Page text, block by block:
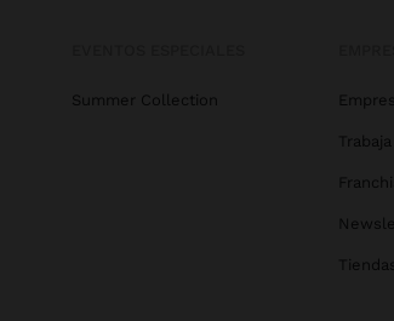
Summer Collection